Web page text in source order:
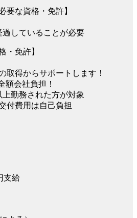
要な資格・免許】
していることが必要
・免許】
取得からサポートします！
額会社負担！
勤務された方が対象
付費用は自己負担
支給